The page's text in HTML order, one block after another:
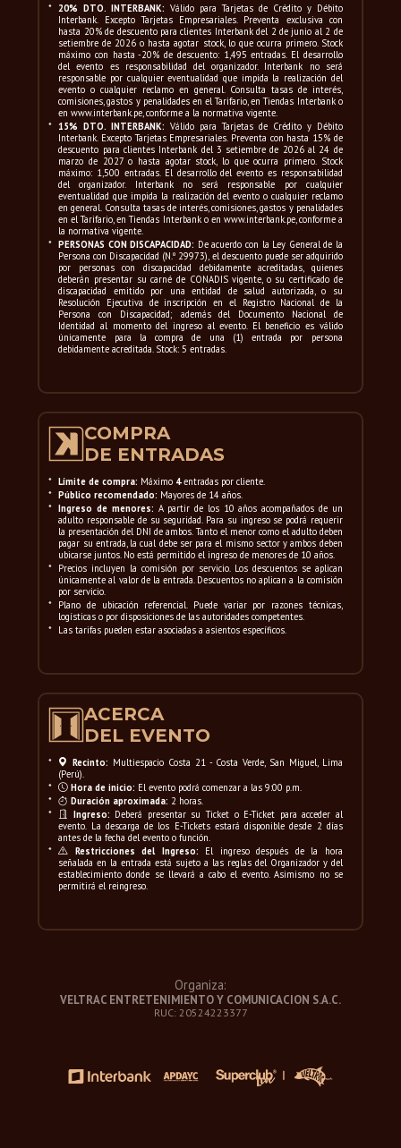
* 20% DTO. INTERBANK: Válido para Tarjetas de Crédito y Débito
Interbank. Excepto Tarjetas Empresariales. Preventa exclusiva con
hasta 20% de descuento para clientes Interbank del 2 de junio al 2 de
setiembre de 2026 o hasta agotar stock, lo que ocurra primero. Stock
máximo con hasta -20% de descuento: 1,495 entradas. El desarrollo
del evento es responsabilidad del organizador. Interbank no será
responsable por cualquier eventualidad que impida la realización del
evento o cualquier reclamo en general. Consulta tasas de interés,
comisiones, gastos y penalidades en el Tarifario, en Tiendas Interbank o
en www.interbank.pe, conforme a la normativa vigente.
* 15% DTO. INTERBANK: Válido para Tarjetas de Crédito y Débito
Interbank. Excepto Tarjetas Empresariales. Preventa con hasta 15% de
descuento para clientes Interbank del 3 setiembre de 2026 al 24 de
marzo de 2027 o hasta agotar stock, lo que ocurra primero. Stock
máximo: 1,500 entradas. El desarrollo del evento es responsabilidad
del organizador. Interbank no será responsable por cualquier
eventualidad que impida la realización del evento o cualquier reclamo
en general. Consulta tasas de interés, comisiones, gastos y penalidades
en el Tarifario, en Tiendas Interbank o en www.interbank.pe, conforme a
la normativa vigente.
* PERSONAS CON DISCAPACIDAD: De acuerdo con la Ley General de la
Persona con Discapacidad (N.º 29973), el descuento puede ser adquirido
por personas con discapacidad debidamente acreditadas, quienes
deberán presentar su carné de CONADIS vigente, o su certificado de
discapacidad emitido por una entidad de salud autorizada, o su
Resolución Ejecutiva de inscripción en el Registro Nacional de la
Persona con Discapacidad; además del Documento Nacional de
Identidad al momento del ingreso al evento. El beneficio es válido
únicamente para la compra de una (1) entrada por persona
debidamente acreditada. Stock: 5 entradas.
COMPRA
DE ENTRADAS
* Límite de compra: Máximo 4entradas por cliente.
* Público recomendado: Mayores de 14 años.
* Ingreso de menores: A partir de los 10 años acompañados de un
adulto responsable de su seguridad. Para su ingreso se podrá requerir
la presentación del DNI de ambos. Tanto el menor como el adulto deben
pagar su entrada, la cual debe ser para el mismo sector y ambos deben
ubicarse juntos. No está permitido el ingreso de menores de 10 años.
* Precios incluyen la comisión por servicio. Los descuentos se aplican
únicamente al valor de la entrada. Descuentos no aplican a la comisión
por servicio.
* Plano de ubicación referencial. Puede variar por razones técnicas,
logísticas o por disposiciones de las autoridades competentes.
* Las tarifas pueden estar asociadas a asientos específicos.
ACERCA
DEL EVENTO
* Recinto: Multiespacio Costa 21 - Costa Verde, San Miguel, Lima
(Perú).
*
Hora de inicio: El evento podrá comenzar a las 9:00 p.m.
*
Duración aproximada: 2 horas.
*
Ingreso: Deberá presentar su Ticket o E-Ticket para acceder al
evento. La descarga de los E-Tickets estará disponible desde 2 días
antes de la fecha del evento o función.
*
Restricciones del Ingreso: El ingreso después de la hora
señalada en la entrada está sujeto a las reglas del Organizador y del
establecimiento donde se llevará a cabo el evento. Asimismo no se
permitirá el reingreso.
Organiza:
VELTRAC ENTRETENIMIENTO Y COMUNICACION S.A.C.
RUC: 20524223377